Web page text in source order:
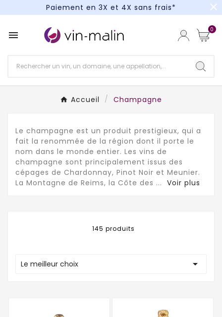
Un kit cocktail à gagner : tentez votre chance !
Paiement en 3X et 4X sans frais*
close
 0
Accueil Champagne
Le champagne est un produit prestigieux, qui a
fait la renommée de la région dont il porte le
nom dans le monde entier. Les vins de
champagne sont principalement issus des
cépages de Chardonnay, Pinot Noir et Meunier.
La Montagne de Reims, la Côte des ... Voir plus
145 produits
Le meilleur choix 